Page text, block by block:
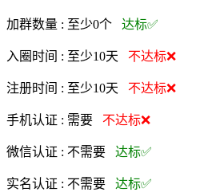
加群数量 : 至少0个 达标✅
入圈时间 : 至少10天 不达标❌
注册时间 : 至少10天 不达标❌
手机认证 : 需要 不达标❌
微信认证 : 不需要 达标✅
实名认证 : 不需要 达标✅